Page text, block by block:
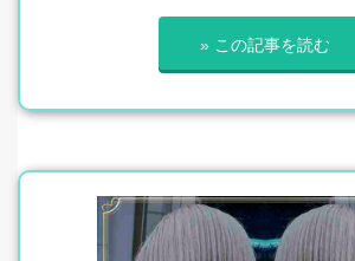
» この記事を読む